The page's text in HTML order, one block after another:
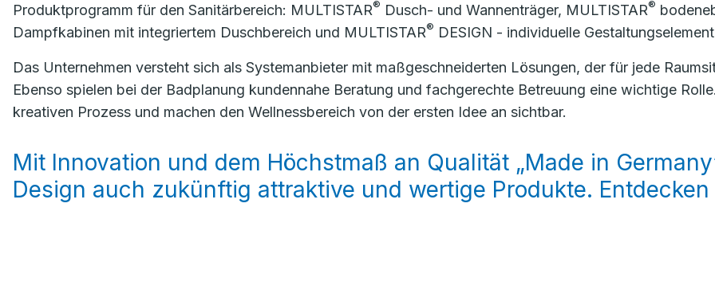
Produktprogramm für den Sanitärbereich: MULTISTAR® Dusch- und Wannenträger, MULTISTAR®
Dampfkabinen mit integriertem Duschbereich und MULTISTAR® DESIGN - individuelle
Das Unternehmen versteht sich als Systemanbieter mit maßgeschneiderten Lösungen, der für jede
Ebenso spielen bei der Badplanung kundennahe Beratung und fachgerechte Betreuung eine wichtige
kreativen Prozess und machen den Wellnessbereich von der ersten Idee an sichtbar.
Mit Innovation und dem Höchstmaß an Qualität „Made in
Design auch zukünftig attraktive und wertige Produkte.